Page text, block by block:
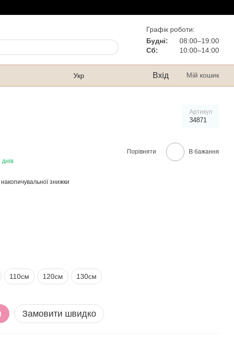
Графік роботи:
Будні:
08:00–19:00
Сб:
10:00–14:00
Укр Вхід Мій кошик
Артикул
34871
Порівняти В бажання
знижки
110см 120см 130см
Замовити швидко